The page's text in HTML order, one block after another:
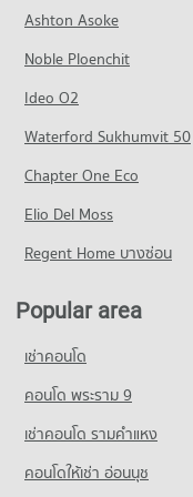
Condo for Rent near
24,688 properties for rent
Condo for Sale near
9,297 properties for sale
Condo
Condo for Rent near
119 properties for rent
Condo for Sale near
48 properties for sale
Condo
277 properties for rent
Condo for Sale near
110 properties for sale
Ashton Asoke
Noble Ploenchit
Ideo O2
Waterford Sukhumvit 50
Chapter One Eco
Elio Del Moss
Regent Home บางซ่อน
Popular area
เช่าคอนโด
คอนโด พระราม 9
เช่าคอนโด รามคําแหง
คอนโดให้เช่า อ่อนนุช